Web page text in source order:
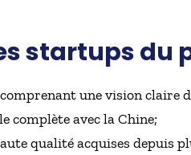
startups du
une vision claire
complète avec la Chine;
qualité acquises depuis